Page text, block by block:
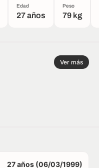
Edad
27 años
Peso
79 kg
Ver más
27 años (06/03/1999)